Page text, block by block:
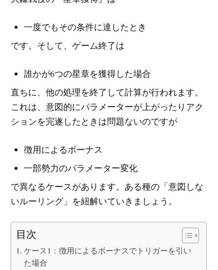
一度でもその条件に達したとき
です。そして、ゲーム終了は
誰かが6つの星章を獲得した場合
直ちに、他の処理を終了して計算が行われます。
これは、意図的にパラメーターが上がったりアク
ションを完遂したときは問題ないのですが
徴用によるボーナス
一部勢力のパラメーター変化
で異なるケースがあります。ある種の「意図しな
いルーリング」を紐解いていきましょう。
目次
ケース1：徴用によるボーナスでトリガーを引い
た場合